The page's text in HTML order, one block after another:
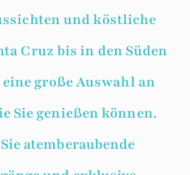
und köstliche
Cruz bis in den Süden
große Auswahl an
Sie genießen können.
atemberaubende